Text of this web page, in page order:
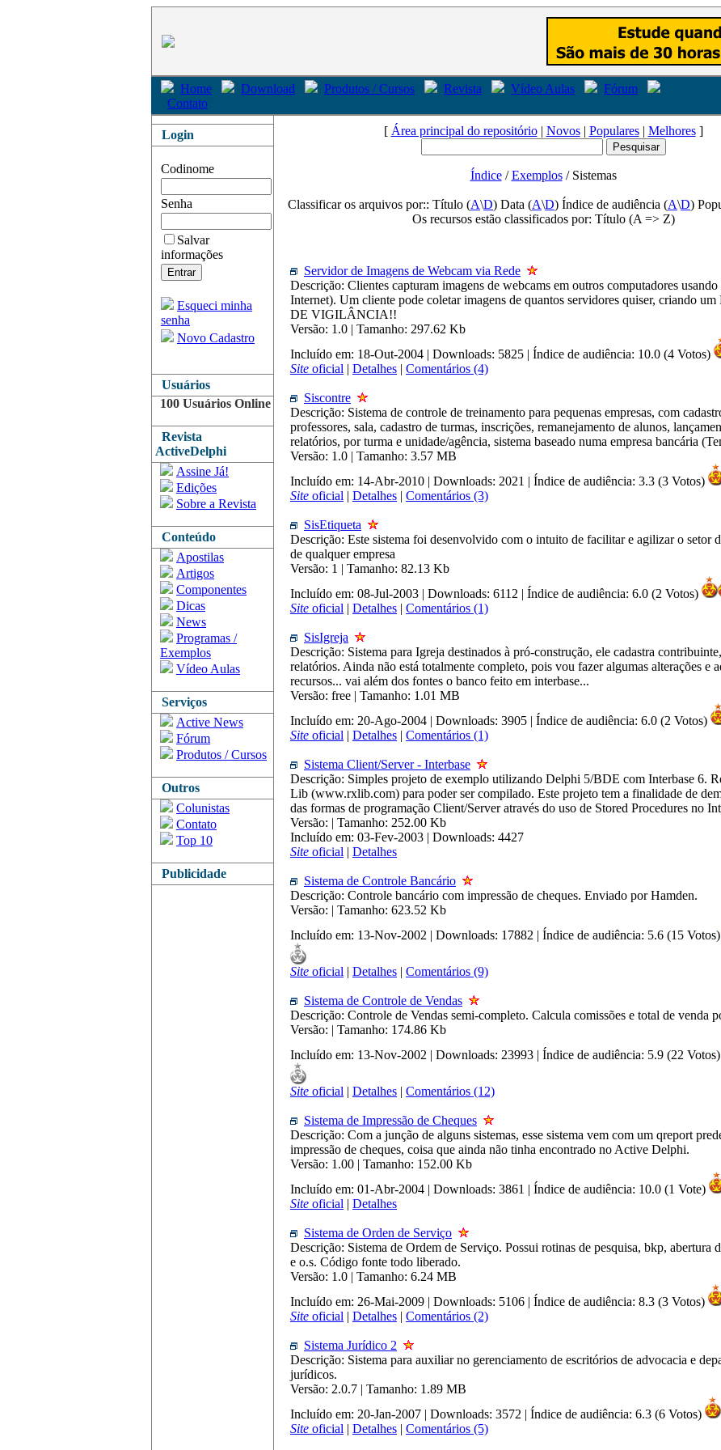
Home Download Produtos / Cursos Revista Vídeo Aulas
Fórum
Contato
Login
Codinome
Senha
Salvar
informações
Esqueci minha
senha
Novo Cadastro
Usuários
100 Usuários Online
Revista
ActiveDelphi
Assine Já!
Edições
Sobre a Revista
Conteúdo
Apostilas
Artigos
Componentes
Dicas
News
Programas /
Exemplos
Vídeo Aulas
Serviços
Active News
Fórum
Produtos / Cursos
Outros
Colunistas
Contato
Top 10
Publicidade
[ Área principal do repositório| Novos| Populares| Melhores]
Índice/Exemplos/ Sistemas
Classificar os arquivos por:: Título (A\D) Data (A\D) Índice de audiência (A\D)
Os recursos estão classificados por: Título (A => Z)
Servidor de Imagens de Webcam via Rede
Descrição: Clientes capturam imagens de webcams em outros computadores usando
Internet). Um cliente pode coletar imagens de quantos servidores quiser, criando
DE VIGILÂNCIA!!
Versão: 1.0 | Tamanho: 297.62 Kb
Incluído em: 18-Out-2004 | Downloads: 5825 | Índice de audiência: 10.0 (4 Votos)
Site oficial | Detalhes | Comentários (4)
Siscontre
Descrição: Sistema de controle de treinamento para pequenas empresas, com
professores, sala, cadastro de turmas, inscrições, remanejamento de alunos,
relatórios, por turma e unidade/agência, sistema baseado numa empresa bancária
Versão: 1.0 | Tamanho: 3.57 MB
Incluído em: 14-Abr-2010 | Downloads: 2021 | Índice de audiência: 3.3 (3 Votos)
Site oficial | Detalhes | Comentários (3)
SisEtiqueta
Descrição: Este sistema foi desenvolvido com o intuito de facilitar e agilizar o setor
de qualquer empresa
Versão: 1 | Tamanho: 82.13 Kb
Incluído em: 08-Jul-2003 | Downloads: 6112 | Índice de audiência: 6.0 (2 Votos)
Site oficial | Detalhes | Comentários (1)
SisIgreja
Descrição: Sistema para Igreja destinados à pró-construção, ele cadastra
relatórios. Ainda não está totalmente completo, pois vou fazer algumas alterações e
recursos... vai além dos fontes o banco feito em interbase...
Versão: free | Tamanho: 1.01 MB
Incluído em: 20-Ago-2004 | Downloads: 3905 | Índice de audiência: 6.0 (2 Votos)
Site oficial | Detalhes | Comentários (1)
Sistema Client/Server - Interbase
Descrição: Simples projeto de exemplo utilizando Delphi 5/BDE com Interbase 6.
Lib (www.rxlib.com) para poder ser compilado. Este projeto tem a finalidade de
das formas de programação Client/Server através do uso de Stored Procedures no
Versão: | Tamanho: 252.00 Kb
Incluído em: 03-Fev-2003 | Downloads: 4427
Site oficial | Detalhes
Sistema de Controle Bancário
Descrição: Controle bancário com impressão de cheques. Enviado por Hamden.
Versão: | Tamanho: 623.52 Kb
Incluído em: 13-Nov-2002 | Downloads: 17882 | Índice de audiência: 5.6 (15 Votos)
Site oficial | Detalhes | Comentários (9)
Sistema de Controle de Vendas
Descrição: Controle de Vendas semi-completo. Calcula comissões e total de venda
Versão: | Tamanho: 174.86 Kb
Incluído em: 13-Nov-2002 | Downloads: 23993 | Índice de audiência: 5.9 (22 Votos)
Site oficial | Detalhes | Comentários (12)
Sistema de Impressão de Cheques
Descrição: Com a junção de alguns sistemas, esse sistema vem com um qreport
impressão de cheques, coisa que ainda não tinha encontrado no Active Delphi.
Versão: 1.00 | Tamanho: 152.00 Kb
Incluído em: 01-Abr-2004 | Downloads: 3861 | Índice de audiência: 10.0 (1 Vote)
Site oficial | Detalhes
Sistema de Orden de Serviço
Descrição: Sistema de Ordem de Serviço. Possui rotinas de pesquisa, bkp, abertura
e o.s. Código fonte todo liberado.
Versão: 1.0 | Tamanho: 6.24 MB
Incluído em: 26-Mai-2009 | Downloads: 5106 | Índice de audiência: 8.3 (3 Votos)
Site oficial | Detalhes | Comentários (2)
Sistema Jurídico 2
Descrição: Sistema para auxiliar no gerenciamento de escritórios de advocacia e
jurídicos.
Versão: 2.0.7 | Tamanho: 1.89 MB
Incluído em: 20-Jan-2007 | Downloads: 3572 | Índice de audiência: 6.3 (6 Votos)
Site oficial | Detalhes | Comentários (5)